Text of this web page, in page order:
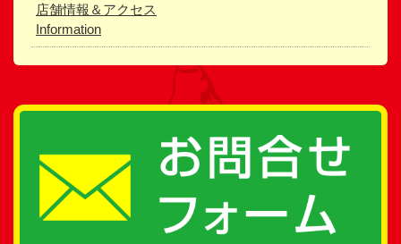
店舗情報＆アクセス
Information